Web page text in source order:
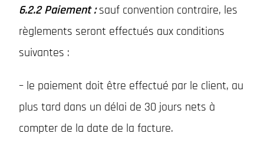
6.2.2 Paiement :sauf convention contraire, les
règlements seront effectués aux conditions
suivantes :
– le paiement doit être effectué par le client, au
plus tard dans un délai de 30 jours nets à
compter de la date de la facture.